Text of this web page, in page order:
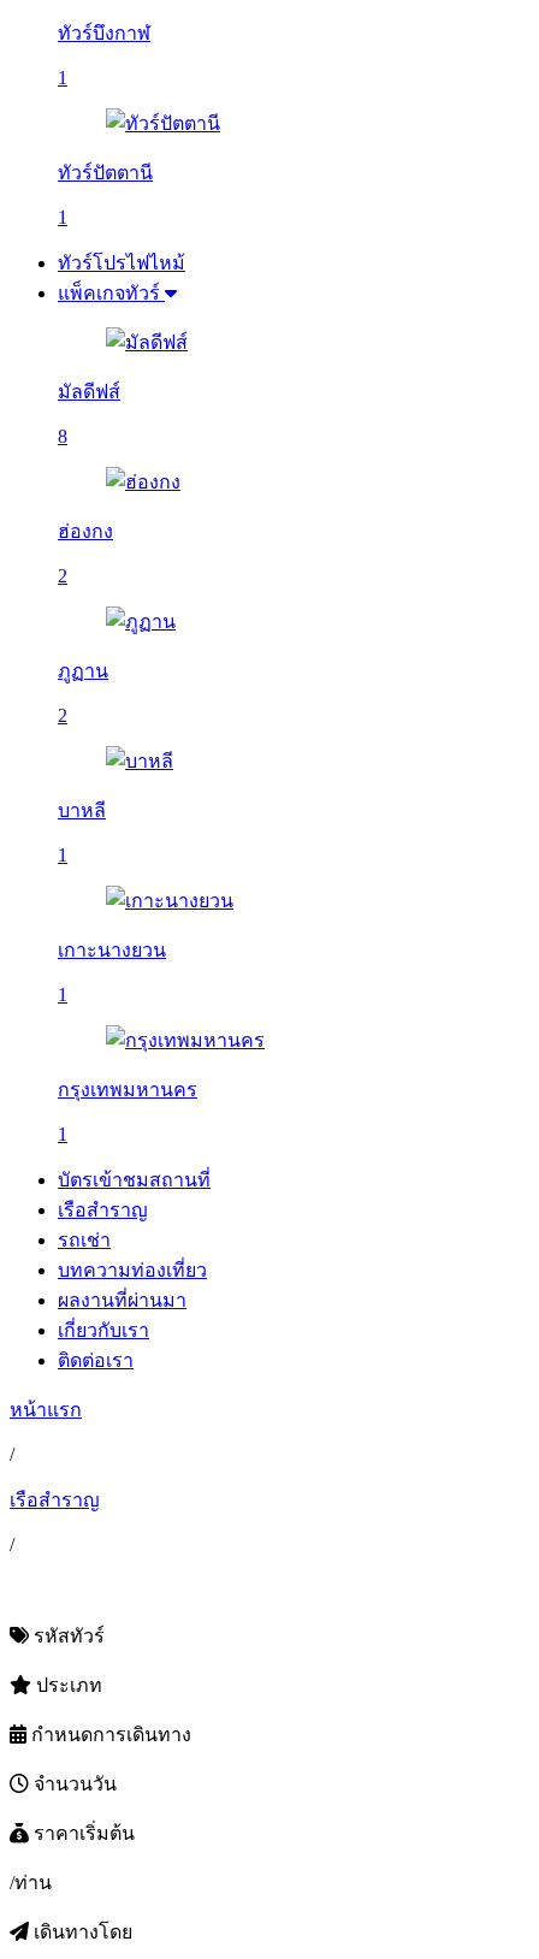
ทัวร์บึงกาฬ
1
ทัวร์ปัตตานี
1
ทัวร์โปรไฟไหม้
แพ็คเกจทัวร์
มัลดีฟส์
8
ฮ่องกง
2
ภูฏาน
2
บาหลี
1
เกาะนางยวน
1
กรุงเทพมหานคร
1
บัตรเข้าชมสถานที่
เรือสำราญ
รถเช่า
บทความท่องเที่ยว
ผลงานที่ผ่านมา
เกี่ยวกับเรา
ติดต่อเรา
หน้าแรก
/
เรือสำราญ
/
รหัสทัวร์
ประเภท
กำหนดการเดินทาง
จำนวนวัน
ราคาเริ่มต้น
/ท่าน
เดินทางโดย